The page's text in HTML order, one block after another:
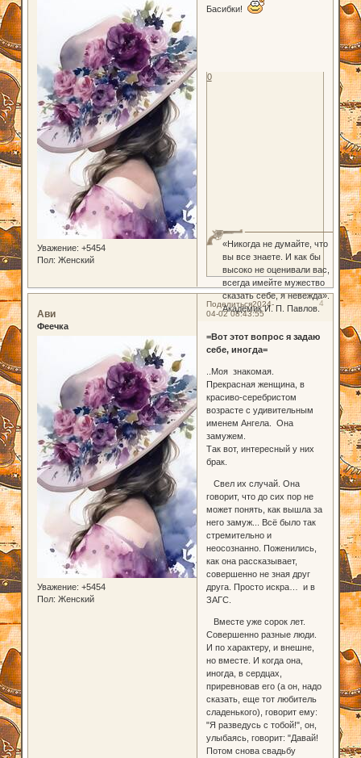
Уважение: +5454
Пол: Женский
Басибки!
«Никогда не думайте, что
вы все знаете. И как бы
высоко не оценивали вас,
всегда имейте мужество
сказать себе, я невежда».
Академик И. П. Павлов.
0
Поделиться 4
2024-
04-02 08:43:55
Ави
Феечка
Уважение: +5454
Пол: Женский
=Вот этот вопрос я задаю
себе, иногда=
..Моя знакомая.
Прекрасная женщина, в
красиво-серебристом
возрасте с удивительным
именем Ангела. Она
замужем.
Так вот, интересный у них
брак.
Свел их случай. Она
говорит, что до сих пор не
может понять, как вышла за
него замуж... Всё было так
стремительно и
неосознанно. Поженились,
как она рассказывает,
совершенно не зная друг
друга. Просто искра… и в
ЗАГС.
Вместе уже сорок лет.
Совершенно разные люди.
И по характеру, и внешне,
но вместе. И когда она,
иногда, в сердцах,
приревновав его (а он, надо
сказать, еще тот любитель
сладенького), говорит ему:
"Я разведусь с тобой!", он,
улыбаясь, говорит: "Давай!
Потом снова свадьбу